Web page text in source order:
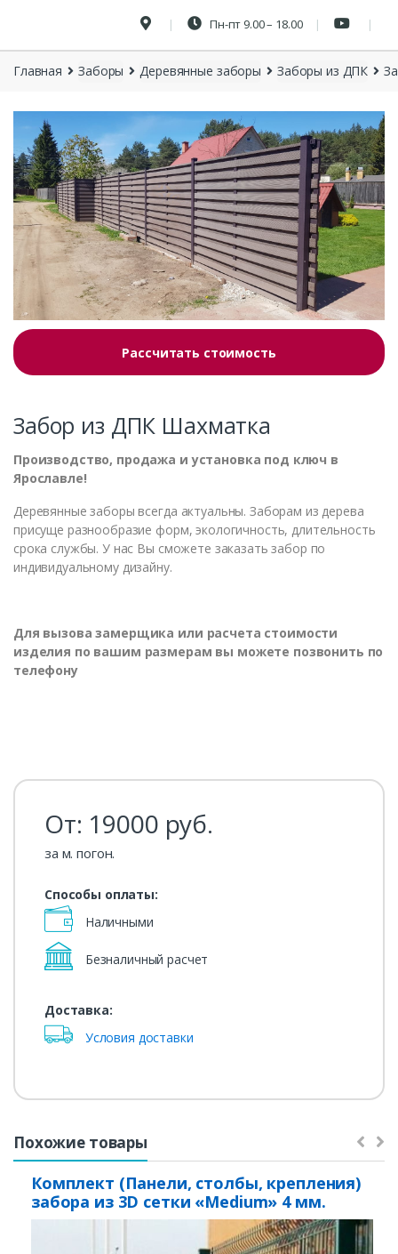
Пн-пт 9.00 – 18.00
Главная Заборы Деревянные заборы Заборы из ДПК
Рассчитать стоимость
Забор из ДПК Шахматка
Производство, продажа и установка под ключ в
Ярославле!
Деревянные заборы всегда актуальны. Заборам из дерева
присуще разнообразие форм, экологичность, длительность
срока службы. У нас Вы сможете заказать забор по
индивидуальному дизайну.
Для вызова замерщика или расчета стоимости
изделия по вашим размерам вы можете позвонить по
телефону
От: 19000 руб.
за м. погон.
Способы оплаты:
Наличными
Безналичный расчет
Доставка:
Условия доставки
Похожие товары
Комплект (Панели, столбы, крепления)
забора из 3D сетки «Medium» 4 мм.
пруток